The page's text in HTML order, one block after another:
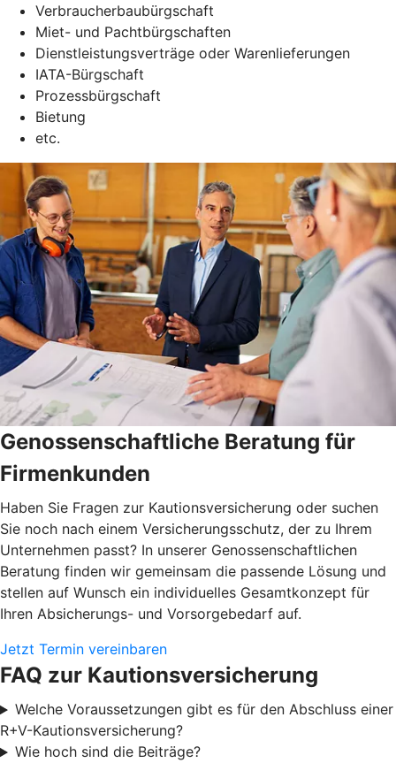
Verbraucherbaubürgschaft
Miet- und Pachtbürgschaften
Dienstleistungsverträge oder Warenlieferungen
IATA-Bürgschaft
Prozessbürgschaft
Bietung
etc.
Genossenschaftliche Beratung für
Firmenkunden
Haben Sie Fragen zur Kautionsversicherung oder suchen
Sie noch nach einem Versicherungsschutz, der zu Ihrem
Unternehmen passt? In unserer Genossenschaftlichen
Beratung finden wir gemeinsam die passende Lösung und
stellen auf Wunsch ein individuelles Gesamtkonzept für
Ihren Absicherungs- und Vorsorgebedarf auf.
Jetzt Termin vereinbaren
FAQ zur Kautionsversicherung
Welche Voraussetzungen gibt es für den Abschluss einer
R+V-Kautionsversicherung?
Wie hoch sind die Beiträge?